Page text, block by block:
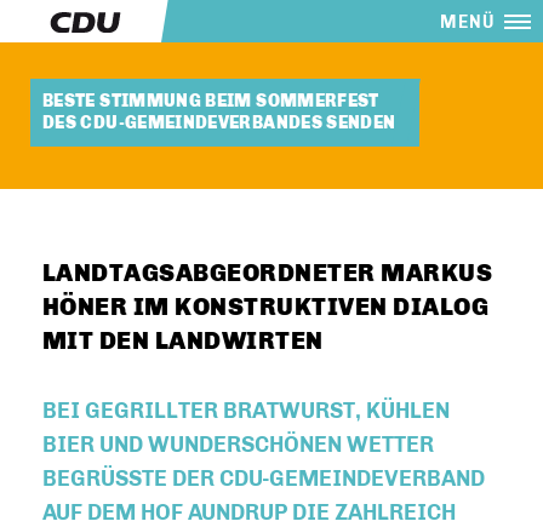
MENÜ
BESTE STIMMUNG BEIM SOMMERFEST
DES CDU-GEMEINDEVERBANDES SENDEN
LANDTAGSABGEORDNETER MARKUS
HÖNER IM KONSTRUKTIVEN DIALOG
MIT DEN LANDWIRTEN
BEI GEGRILLTER BRATWURST, KÜHLEN
BIER UND WUNDERSCHÖNEN WETTER
BEGRÜSSTE DER CDU-GEMEINDEVERBAND A
UF DEM HOF AUNDRUP DIE ZAHLREICH E